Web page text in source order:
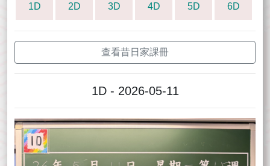
1D 2D 3D 4D 5D 6D
查看昔日家課冊
1D - 2026-05-11